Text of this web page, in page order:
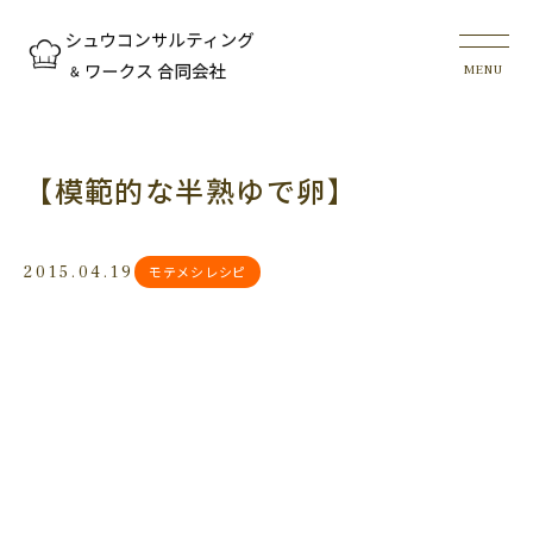
【模範的な半熟ゆで卵】
2015.04.19 モテメシレシピ